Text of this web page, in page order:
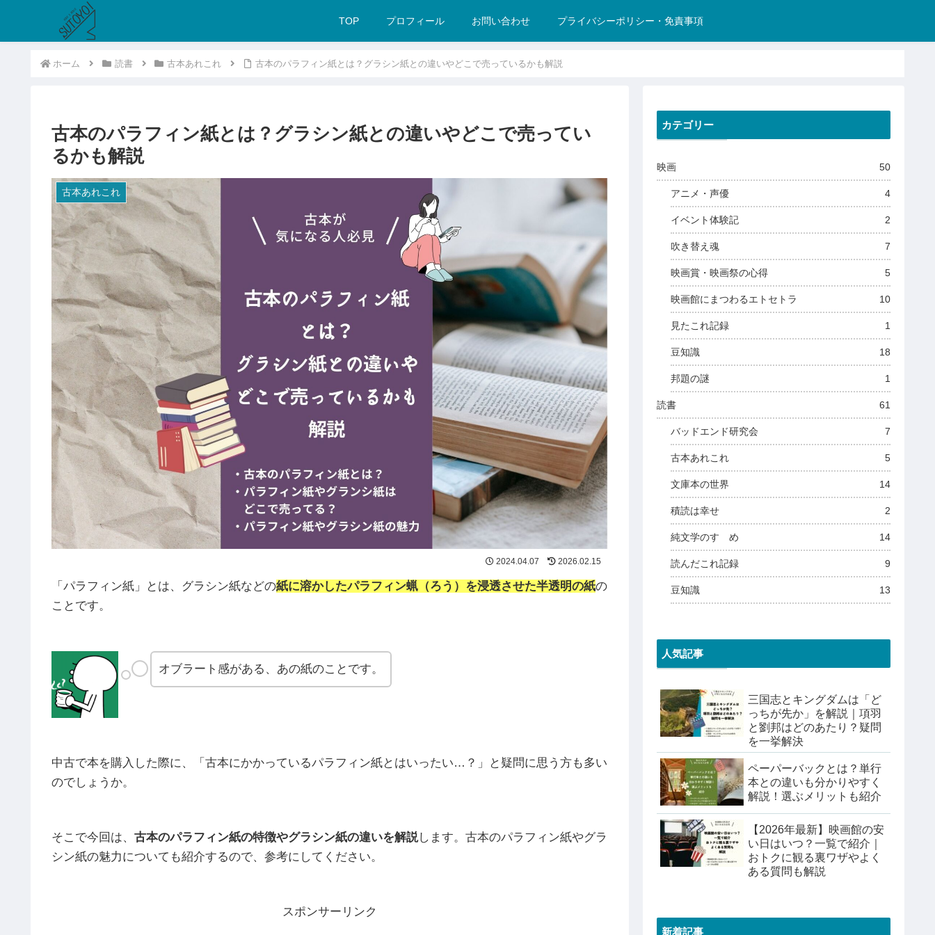
TOP プロフィール お問い合わせ プライバシーポリシー・免責事項
ホーム 読書 古本あれこれ 古本のパラフィン紙とは？グラシン紙との違いやどこで売っているかも解説
古本のパラフィン紙とは？グラシン紙との違いやどこで売ってい
るかも解説
古本あれこれ
2024.04.07 2026.02.15
「パラフィン紙」とは、グラシン紙などの紙に溶かしたパラフィン蝋（ろう）を浸透させた半透明の紙の
ことです。
オブラート感がある、あの紙のことです。
中古で本を購入した際に、「古本にかかっているパラフィン紙とはいったい…？」と疑問に思う方も多い
のでしょうか。
そこで今回は、 古本のパラフィン紙の特徴やグラシン紙の違いを解説します。古本のパラフィン紙やグラ
シン紙の魅力についても紹介するので、参考にしてください。
スポンサーリンク
カテゴリー
映画 50
アニメ・声優 4
イベント体験記 2
吹き替え魂 7
映画賞・映画祭の心得 5
映画館にまつわるエトセトラ 10
見たこれ記録 1
豆知識 18
邦題の謎 1
読書 61
バッドエンド研究会 7
古本あれこれ 5
文庫本の世界 14
積読は幸せ 2
純文学のすゝめ 14
読んだこれ記録 9
豆知識 13
人気記事
三国志とキングダムは「ど
っちが先か」を解説｜項羽
と劉邦はどのあたり？疑問
を一挙解決
ペーパーバックとは？単行
本との違いも分かりやすく
解説！選ぶメリットも紹介
【2026年最新】映画館の安
い日はいつ？一覧で紹介｜
おトクに観る裏ワザやよく
ある質問も解説
新着記事